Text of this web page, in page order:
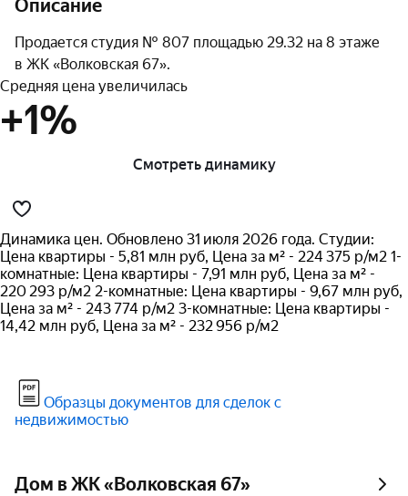
Описание
Продается студия № 807 площадью 29.32 на 8 этаже
в ЖК «Волковская 67».
Средняя цена увеличилась
+1%
Смотреть динамику
Динамика цен. Обновлено 31 июля 2026 года. Студии:
Цена квартиры - 5,81 млн руб, Цена за м² - 224 375 р/м2 1-
комнатные: Цена квартиры - 7,91 млн руб, Цена за м² -
220 293 р/м2 2-комнатные: Цена квартиры - 9,67 млн руб,
Цена за м² - 243 774 р/м2 3-комнатные: Цена квартиры -
14,42 млн руб, Цена за м² - 232 956 р/м2
Образцы документов для сделок с
недвижимостью
Дом в ЖК «Волковская 67»